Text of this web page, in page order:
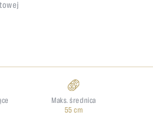
Maks. średnica
55 cm